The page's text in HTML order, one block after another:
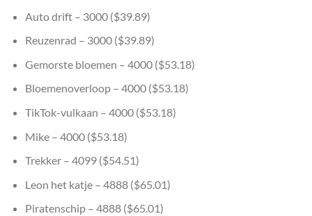
Auto drift – 3000 ($39.89)
Reuzenrad – 3000 ($39.89)
Gemorste bloemen – 4000 ($53.18)
Bloemenoverloop – 4000 ($53.18)
TikTok-vulkaan – 4000 ($53.18)
Mike – 4000 ($53.18)
Trekker – 4099 ($54.51)
Leon het katje – 4888 ($65.01)
Piratenschip – 4888 ($65.01)